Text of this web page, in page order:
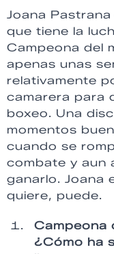
Joana
que tiene la
Campeona del
apenas unas
relativamente
camarera para
boxeo. Una
momentos
cuando se
combate y aun
ganarlo. Joana
quiere, puede.
Campeona
¿Cómo ha